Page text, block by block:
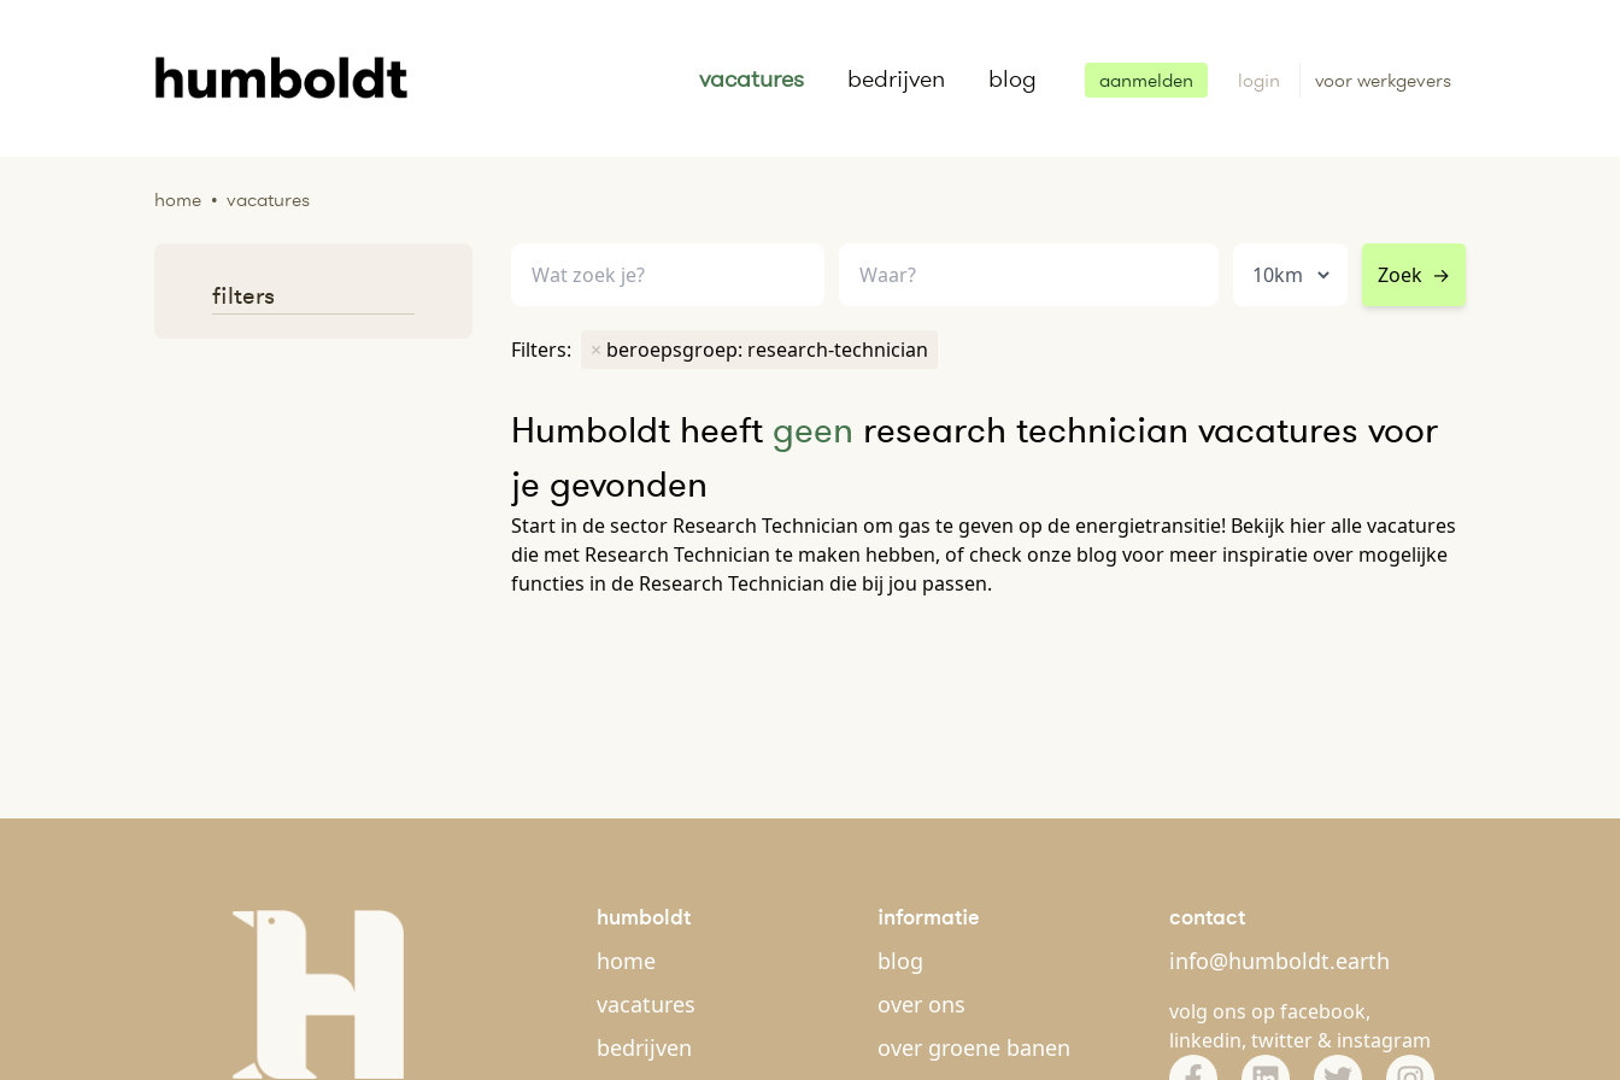
vacatures bedrijven blog aanmelden login voor werkgevers
home • vacatures
Zoek →
Filters: × beroepsgroep: research-technician
Humboldt heeft geen research technician vacatures voor
je gevonden
Start in de sector Research Technician om gas te geven op de energietransitie! Bekijk hier alle vacatures
die met Research Technician te maken hebben, of check onze blog voor meer inspiratie over mogelijke
functies in de Research Technician die bij jou passen.
filters
humboldt
home
vacatures
bedrijven
informatie
blog
over ons
over groene banen
contact
info@humboldt.earth
volg ons op facebook,
linkedin, twitter & instagram